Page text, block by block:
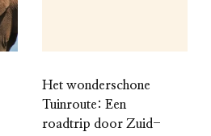
Het wonderschone
Tuinroute: Een
roadtrip door Zuid-